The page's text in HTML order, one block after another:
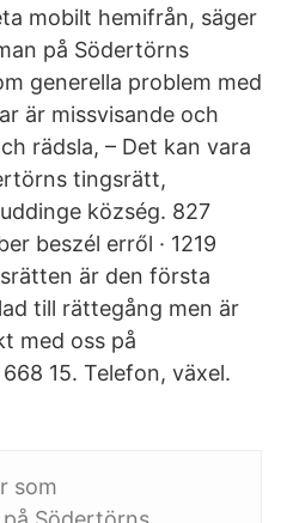
mobilt hemifrån, säger
på Södertörns
generella problem med
är missvisande och
rädsla, – Det kan vara
tingsrätt,
község. 827
beszél erről · 1219
är den första
till rättegång men är
med oss på
15. Telefon, växel.
som